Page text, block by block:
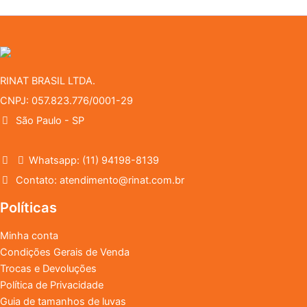
RINAT BRASIL LTDA.
CNPJ: 057.823.776/0001-29
São Paulo - SP
Whatsapp: (11) 94198-8139
Contato: atendimento@rinat.com.br
Políticas
Minha conta
Condições Gerais de Venda
Trocas e Devoluções
Política de Privacidade
Guia de tamanhos de luvas